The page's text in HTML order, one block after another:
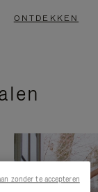
ONTDEKKEN
zonder te accepteren